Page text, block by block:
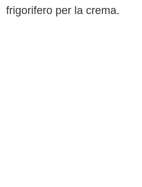
frigorifero per la crema.